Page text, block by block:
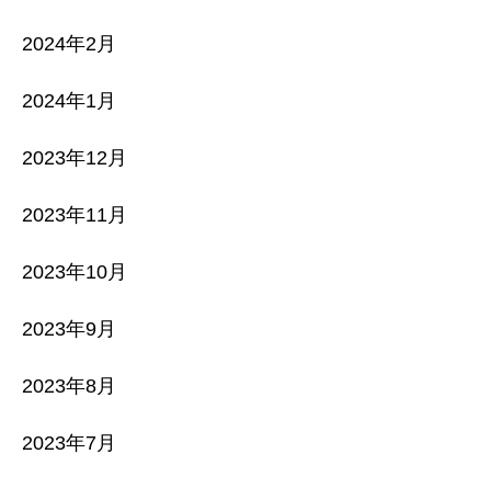
2024年2月
2024年1月
2023年12月
2023年11月
2023年10月
2023年9月
2023年8月
2023年7月